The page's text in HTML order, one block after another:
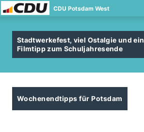
CDU Potsdam West
Stadtwerkefest, viel Ostalgie und ein
Filmtipp zum Schuljahresende
Wochenendtipps für Potsdam